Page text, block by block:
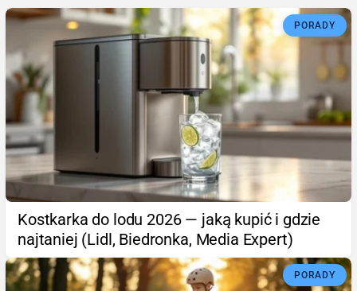
PORADY
Kostkarka do lodu 2026 — jaką kupić i gdzie
najtaniej (Lidl, Biedronka, Media Expert)
PORADY